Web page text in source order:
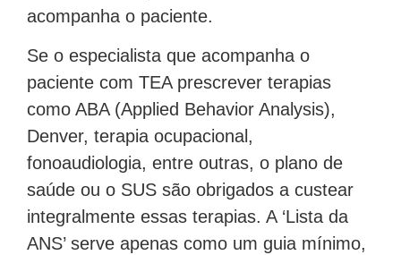
acompanha o paciente.
Se o especialista que acompanha o
paciente com TEA prescrever terapias
como ABA (Applied Behavior Analysis),
Denver, terapia ocupacional,
fonoaudiologia, entre outras, o plano de
saúde ou o SUS são obrigados a custear
integralmente essas terapias. A ‘Lista da
ANS’ serve apenas como um guia mínimo,